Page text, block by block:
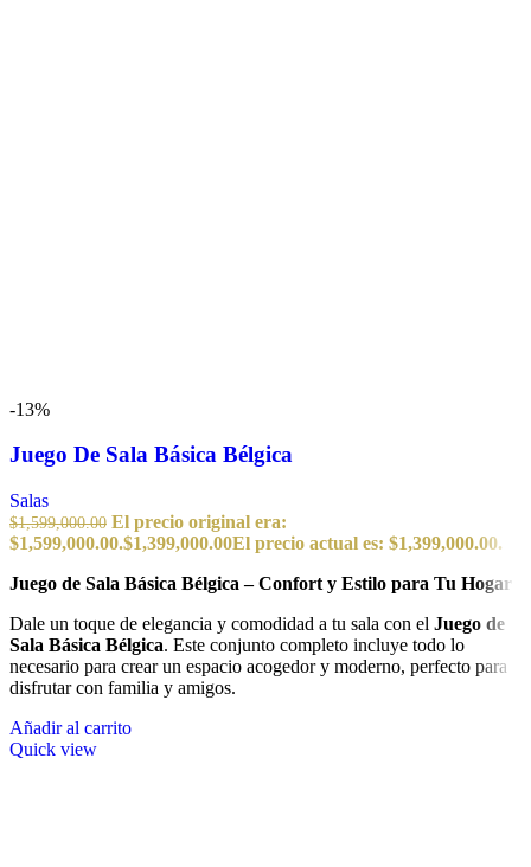
-13%
Juego De Sala Básica Bélgica
Salas
$1,599,000.00 El precio original era:
$1,599,000.00.$1,399,000.00El precio actual es: $1,399,000.00.
Juego de Sala Básica Bélgica – Confort y Estilo para Tu Hogar
Dale un toque de elegancia y comodidad a tu sala con el Juego de
Sala Básica Bélgica. Este conjunto completo incluye todo lo
necesario para crear un espacio acogedor y moderno, perfecto para
disfrutar con familia y amigos.
Añadir al carrito
Quick view